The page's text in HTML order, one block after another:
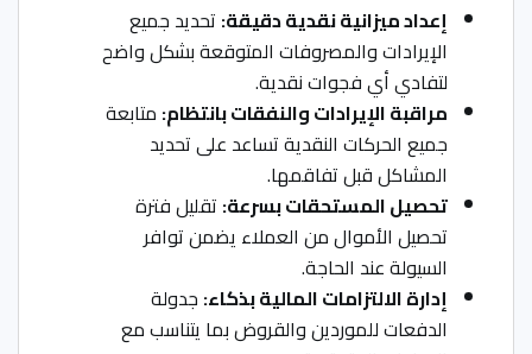
إعداد ميزانية نقدية دقيقة:تحديد جميع
الإيرادات والمصروفات المتوقعة بشكل واضح
لتفادي أي فجوات نقدية.
مراقبة الإيرادات والنفقات بانتظام:متابعة
جميع الحركات النقدية تساعد على تحديد
المشاكل قبل تفاقمها.
تحصيل المستحقات بسرعة:تقليل فترة
تحصيل الأموال من العملاء يضمن توافر
السيولة عند الحاجة.
إدارة الالتزامات المالية بذكاء:جدولة
الدفعات للموردين والقروض بما يتناسب مع